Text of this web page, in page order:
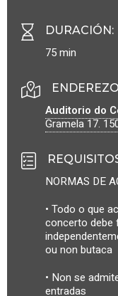
DURACIÓN:
75 min
Auditorio do
Gramela 17.
NORMAS DE
• Todo o que
concerto debe
ou non butaca
• Non se
entradas